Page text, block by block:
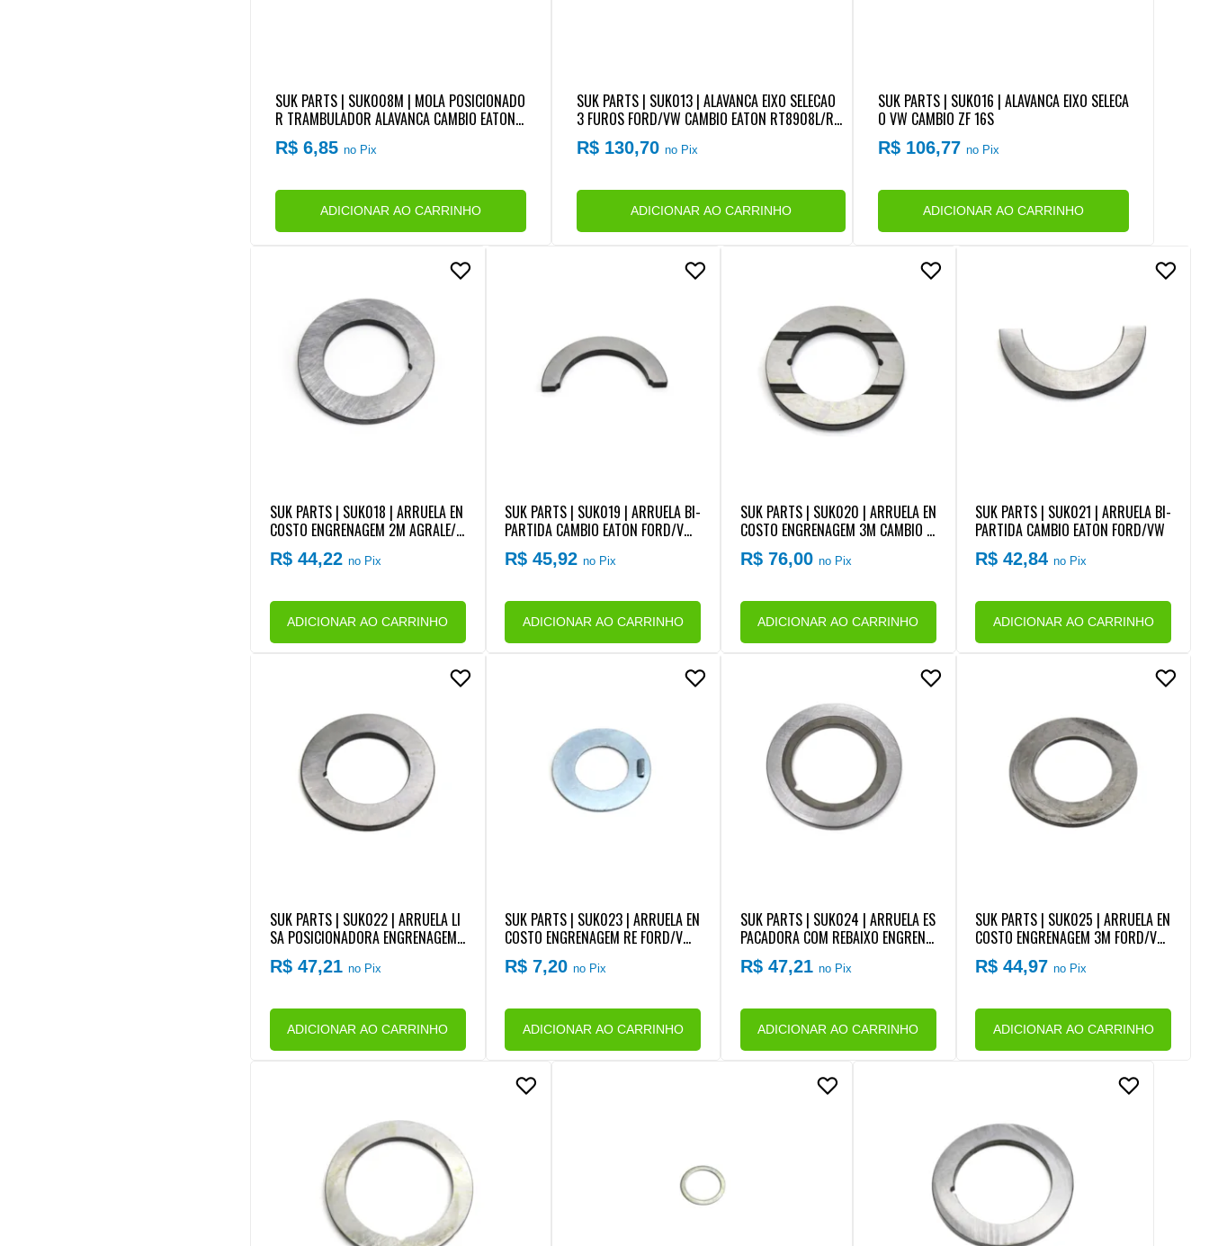
SUK PARTS | SUK008M | MOLA POSICIONADO
R TRAMBULADOR ALAVANCA CAMBIO EATON F
SO4305
R$ 6,85 no Pix
ADICIONAR AO CARRINHO
SUK PARTS | SUK013 | ALAVANCA EIXO SELECAO
3 FUROS FORD/VW CAMBIO EATON RT8908L/RT
11710L/RT7608L/RT12913/RT14918
R$ 130,70 no Pix
ADICIONAR AO CARRINHO
SUK PARTS | SUK016 | ALAVANCA EIXO SELECA
O VW CAMBIO ZF 16S
R$ 106,77 no Pix
ADICIONAR AO CARRINHO
SUK PARTS | SUK018 | ARRUELA EN
COSTO ENGRENAGEM 2M AGRALE/F
ORD/VW CAMBIO EATON FSO4305/
FSO4405/FSO4505 (42X67X6MM)
R$ 44,22 no Pix
ADICIONAR AO CARRINHO
SUK PARTS | SUK019 | ARRUELA BI-
PARTIDA CAMBIO EATON FORD/VW/
MB
R$ 45,92no Pix
ADICIONAR AO CARRINHO
SUK PARTS | SUK020 | ARRUELA EN
COSTO ENGRENAGEM 3M CAMBIO E
ATON FS5005/FS5205/FSB5305
R$ 76,00 no Pix
ADICIONAR AO CARRINHO
SUK PARTS | SUK021 | ARRUELA BI-
PARTIDA CAMBIO EATON FORD/VW
R$ 42,84no Pix
ADICIONAR AO CARRINHO
SUK PARTS | SUK022 | ARRUELA LI
SA POSICIONADORA ENGRENAGEM
3M FORD/VW CAMBIO EATON CL45
0
R$ 47,21 no Pix
ADICIONAR AO CARRINHO
SUK PARTS | SUK023 | ARRUELA EN
COSTO ENGRENAGEM RE FORD/VW
CAMBIO EATON 280V/CL450/FS40
05/FS4205 (29,50X54MM)
R$ 7,20no Pix
ADICIONAR AO CARRINHO
SUK PARTS | SUK024 | ARRUELA ES
PACADORA COM REBAIXO ENGRENA
GEM 3M FORD/VW CAMBIO EATON F
S4005/FS4205
R$ 47,21 no Pix
ADICIONAR AO CARRINHO
SUK PARTS | SUK025 | ARRUELA EN
COSTO ENGRENAGEM 3M FORD/VW
/MB/AGRALE/IVECO CAMBIO EATON
FSO4305/FSO4405/FSO4505
R$ 44,97no Pix
ADICIONAR AO CARRINHO